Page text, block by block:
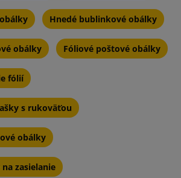
Hnedé bublinkové obálky
obálky Fóliové poštové obálky
fólií
s rukoväťou
obálky
zasielanie